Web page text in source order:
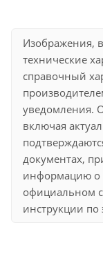
Изображения,
технические
справочный
уведомления.
включая
документах,
информацию о
официальном
инструкции по